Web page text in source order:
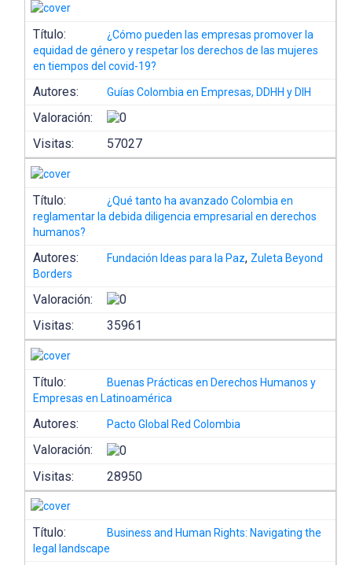
Título:
¿Cómo pueden las empresas promover la
equidad de género y respetar los derechos de las mujeres
en tiempos del covid-19?
Autores: Guías Colombia en Empresas, DDHH y DIH
Valoración:
Visitas:
57027
Título:
¿Qué tanto ha avanzado Colombia en
reglamentar la debida diligencia empresarial en derechos
humanos?
Autores: Fundación Ideas para la Paz, Zuleta Beyond
Borders
Valoración:
Visitas:
35961
Título:
Buenas Prácticas en Derechos Humanos y
Empresas en Latinoamérica
Autores: Pacto Global Red Colombia
Valoración:
Visitas:
28950
Título:
Business and Human Rights: Navigating the
legal landscape